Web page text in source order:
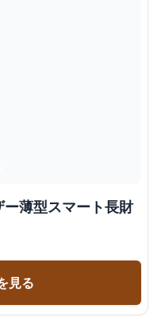
薄型スマート長財
見る